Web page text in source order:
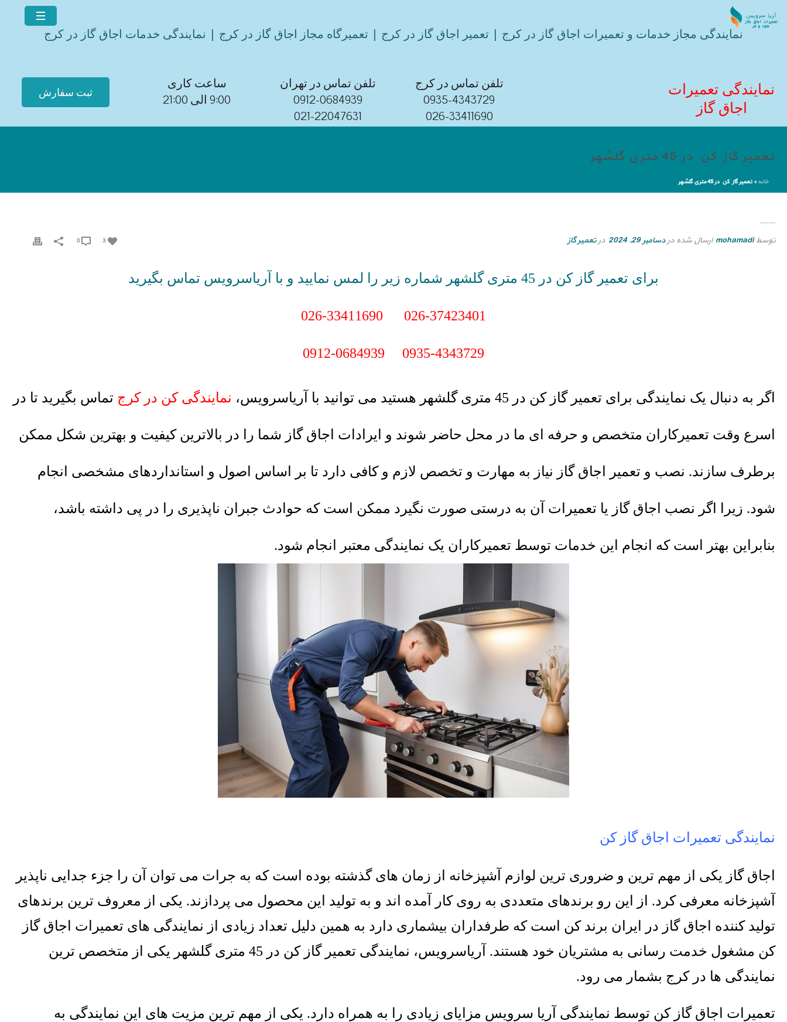
نمایندگی مجاز خدمات و تعمیرات اجاق گاز در کرج | تعمیر اجاق گاز در کرج | تعمیرگاه مجاز اجاق گاز در کرج | نمایندگی خدمات اجاق گاز در کرج
ثبت سفارش
ساعت کاری
9:00 الی 21:00
تلفن تماس در تهران
0912-0684939
021-22047631
تلفن تماس در کرج
0935-4343729
026-33411690
نمایندگی تعمیرات
اجاق گاز
تعمیر گاز کن در 45 متری گلشهر
خانه » تعمیر گاز کن در 45 متری گلشهر
تعمیر گاز کن در 45 متری گلشهر
توسطmohamadiارسال شده دردسامبر 29, 2024 درتعمیر گاز 3
برای تعمیر گاز کن در 45 متری گلشهر شماره زیر را لمس نمایید و با آریاسرویس تماس بگیرید
026-37423401
026-33411690
0935-4343729
0912-0684939
اگر به دنبال یک نمایندگی برای تعمیر گاز کن در 45 متری گلشهر هستید می توانید با آریاسرویس، نمایندگی کن در کرج تماس بگیرید تا در
اسرع وقت تعمیرکاران متخصص و حرفه ای ما در محل حاضر شوند و ایرادات اجاق گاز شما را در بالاترین کیفیت و بهترین شکل ممکن
برطرف سازند. نصب و تعمیر اجاق گاز نیاز به مهارت و تخصص لازم و کافی دارد تا بر اساس اصول و استانداردهای مشخصی انجام
شود. زیرا اگر نصب اجاق گاز یا تعمیرات آن به درستی صورت نگیرد ممکن است که حوادث جبران ناپذیری را در پی داشته باشد،
بنابراین بهتر است که انجام این خدمات توسط تعمیرکاران یک نمایندگی معتبر انجام شود.
نمایندگی تعمیرات اجاق گاز کن
اجاق گاز یکی از مهم ترین و ضروری ترین لوازم آشپزخانه از زمان های گذشته بوده است که به جرات می توان آن را جزء جدایی ناپذیر
آشپزخانه معرفی کرد. از این رو برندهای متعددی به روی کار آمده اند و به تولید این محصول می پردازند. یکی از معروف ترین برندهای
تولید کننده اجاق گاز در ایران برند کن است که طرفداران بیشماری دارد به همین دلیل تعداد زیادی از نمایندگی های تعمیرات اجاق گاز
کن مشغول خدمت رسانی به مشتریان خود هستند. آریاسرویس، نمایندگی تعمیر گاز کن در 45 متری گلشهر یکی از متخصص ترین
نمایندگی ها در کرج بشمار می رود.
تعمیرات اجاق گاز کن توسط نمایندگی آریا سرویس مزایای زیادی را به همراه دارد. یکی از مهم ترین مزیت های این نمایندگی به